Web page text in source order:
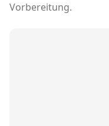
Vorbereitung.